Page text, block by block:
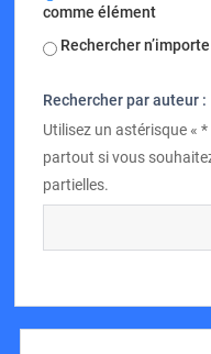
comme élément
Rechercher
Rechercher par auteur :
Utilisez un astérisque «
partout si vous
partielles.